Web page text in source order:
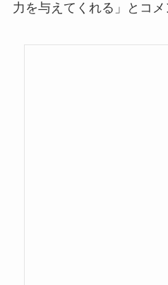
力を与えてくれる」とコメ